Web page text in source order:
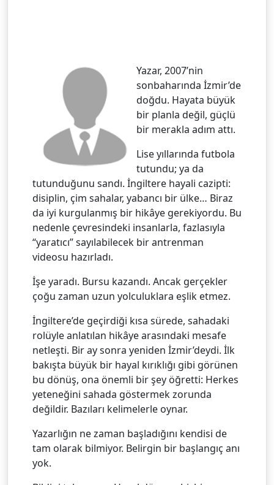
Yazar, 2007’nin
sonbaharında İzmir’de
doğdu. Hayata büyük
bir planla değil, güçlü
bir merakla adım attı.
Lise yıllarında futbola
tutundu; ya da
tutunduğunu sandı. İngiltere hayali cazipti:
disiplin, çim sahalar, yabancı bir ülke… Biraz
da iyi kurgulanmış bir hikâye gerekiyordu. Bu
nedenle çevresindeki insanlarla, fazlasıyla
“yaratıcı” sayılabilecek bir antrenman
videosu hazırladı.
İşe yaradı. Bursu kazandı. Ancak gerçekler
çoğu zaman uzun yolculuklara eşlik etmez.
İngiltere’de geçirdiği kısa sürede, sahadaki
rolüyle anlatılan hikâye arasındaki mesafe
netleşti. Bir ay sonra yeniden İzmir’deydi. İlk
bakışta büyük bir hayal kırıklığı gibi görünen
bu dönüş, ona önemli bir şey öğretti: Herkes
yeteneğini sahada göstermek zorunda
değildir. Bazıları kelimelerle oynar.
Yazarlığın ne zaman başladığını kendisi de
tam olarak bilmiyor. Belirgin bir başlangıç anı
yok.